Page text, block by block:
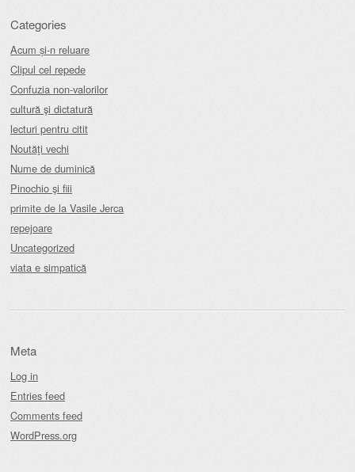
Categories
Acum și-n reluare
Clipul cel repede
Confuzia non-valorilor
cultură şi dictatură
lecturi pentru citit
Noutăţi vechi
Nume de duminică
Pinochio şi fiii
primite de la Vasile Jerca
repejoare
Uncategorized
viata e simpatică
Meta
Log in
Entries feed
Comments feed
WordPress.org